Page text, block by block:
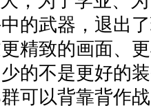
的武器，退出
精致的画面、
的不是更好的
可以背靠背作